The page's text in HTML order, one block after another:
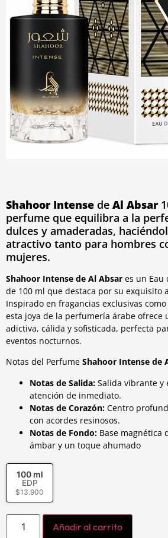
Shahoor Intense de Al Absar
perfume que equilibra a la
dulces y amaderadas,
atractivo tanto para hombres
mujeres.
Shahoor Intense de Al Absar es un Eau
de 100 ml que destaca por su exquisito
Inspirado en fragancias exclusivas como
esta joya de la perfumería árabe ofrece
adictiva, cálida y sofisticada, perfecta
eventos nocturnos.
Notas del Perfume Shahoor Intense de
Notas de Salida: Salida vibrante y
atención de inmediato.
Notas de Corazón: Centro
con acordes resinosos.
Notas de Fondo: Base magnética
ámbar y un toque ahumado
100 ml
EDP
$13.900
Añadir al carrito